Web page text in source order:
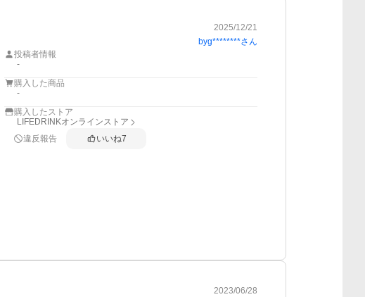
2025/12/21
byg********さん
投稿者情報
-
購入した商品
-
購入したストア
LIFEDRINKオンラインストア
違反報告
いいね7
2023/06/28